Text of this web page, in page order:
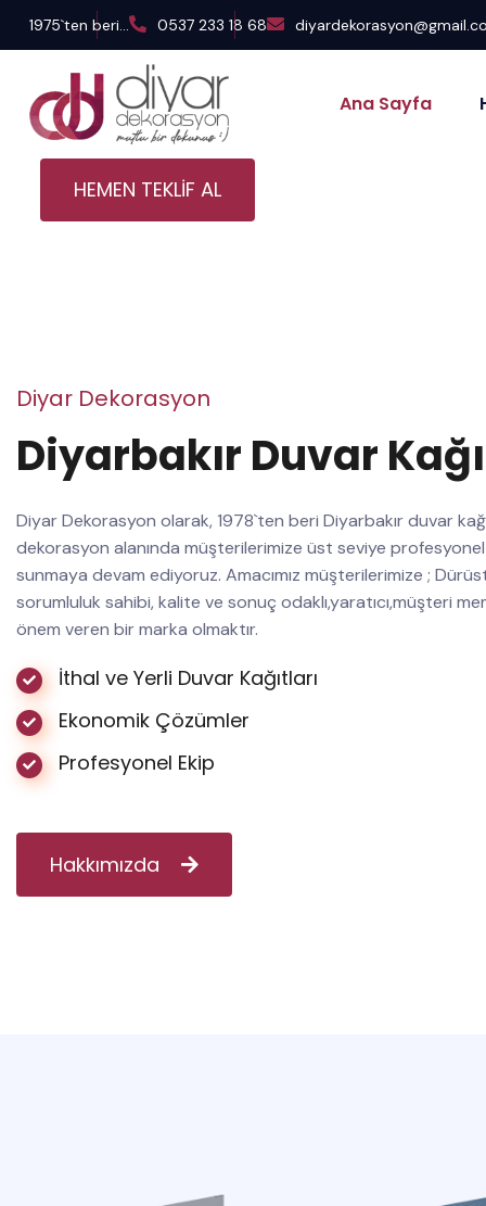
1975`ten beri... 0537 233 18 68
Ana Sayfa
HEMEN TEKLİF AL
Diyar Dekorasyon
Diyarbakır Duvar Kağı
Diyar Dekorasyon olarak, 1978`ten beri Diyarbakır duvar
dekorasyon alanında müşterilerimize üst seviye
sunmaya devam ediyoruz. Amacımız müşterilerimize ;
sorumluluk sahibi, kalite ve sonuç odaklı,yaratıcı,müşteri
önem veren bir marka olmaktır.
İthal ve Yerli Duvar Kağıtları
Ekonomik Çözümler
Profesyonel Ekip
Hakkımızda